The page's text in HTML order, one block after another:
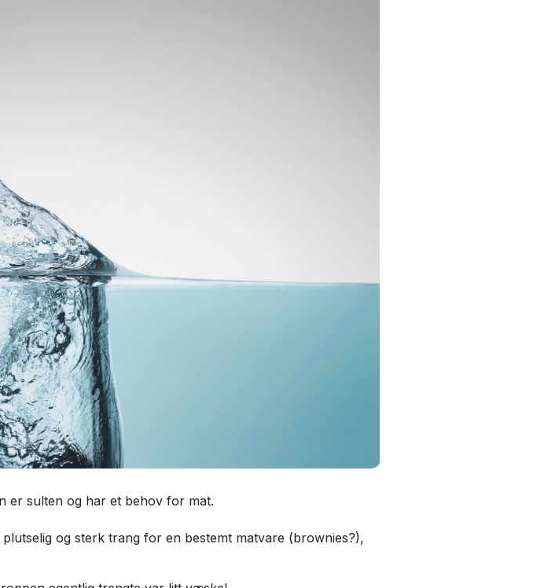
er sulten og har et behov for mat.
og sterk trang for en bestemt matvare (brownies?),